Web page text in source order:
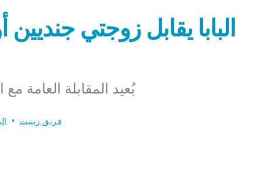
البابا يقابل زوجتي
بُعيد المقابلة العامة مع
فريق زينيت